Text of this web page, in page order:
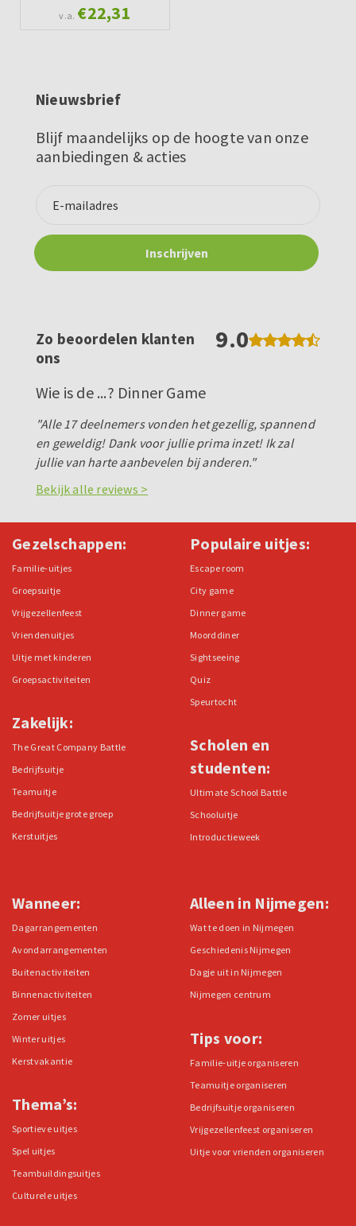
v.a. €22,31
Nieuwsbrief
Blijf maandelijks op de hoogte van onze
aanbiedingen & acties
Zo beoordelen klanten
ons
9.0
Wie is de ...? Dinner Game
"Alle 17 deelnemers vonden het gezellig, spannend
en geweldig! Dank voor jullie prima inzet! Ik zal
jullie van harte aanbevelen bij anderen."
Bekijk alle reviews >
Gezelschappen:
Familie-uitjes
Groepsuitje
Vrijgezellenfeest
Vriendenuitjes
Uitje met kinderen
Groepsactiviteiten
Zakelijk:
The Great Company Battle
Bedrijfsuitje
Teamuitje
Bedrijfsuitje grote groep
Kerstuitjes
Populaire uitjes:
Escape room
City game
Dinner game
Moorddiner
Sightseeing
Quiz
Speurtocht
Scholen en
studenten:
Ultimate School Battle
Schooluitje
Introductieweek
Wanneer:
Dagarrangementen
Avondarrangementen
Buitenactiviteiten
Binnenactiviteiten
Zomer uitjes
Winter uitjes
Kerstvakantie
Thema’s:
Sportieve uitjes
Spel uitjes
Teambuildingsuitjes
Culturele uitjes
Alleen in Nijmegen:
Wat te doen in Nijmegen
Geschiedenis Nijmegen
Dagje uit in Nijmegen
Nijmegen centrum
Tips voor:
Familie-uitje organiseren
Teamuitje organiseren
Bedrijfsuitje organiseren
Vrijgezellenfeest organiseren
Uitje voor vrienden organiseren